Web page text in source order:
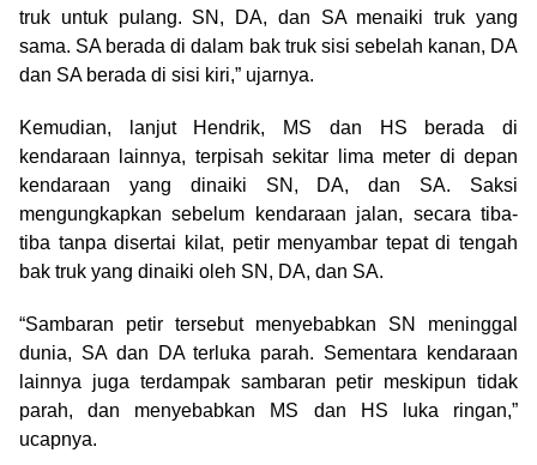
truk untuk pulang. SN, DA, dan SA menaiki truk yang
sama. SA berada di dalam bak truk sisi sebelah kanan, DA
dan SA berada di sisi kiri,” ujarnya.
Kemudian, lanjut Hendrik, MS dan HS berada di
kendaraan lainnya, terpisah sekitar lima meter di depan
kendaraan yang dinaiki SN, DA, dan SA. Saksi
mengungkapkan sebelum kendaraan jalan, secara tiba-
tiba tanpa disertai kilat, petir menyambar tepat di tengah
bak truk yang dinaiki oleh SN, DA, dan SA.
“Sambaran petir tersebut menyebabkan SN meninggal
dunia, SA dan DA terluka parah. Sementara kendaraan
lainnya juga terdampak sambaran petir meskipun tidak
parah, dan menyebabkan MS dan HS luka ringan,”
ucapnya.